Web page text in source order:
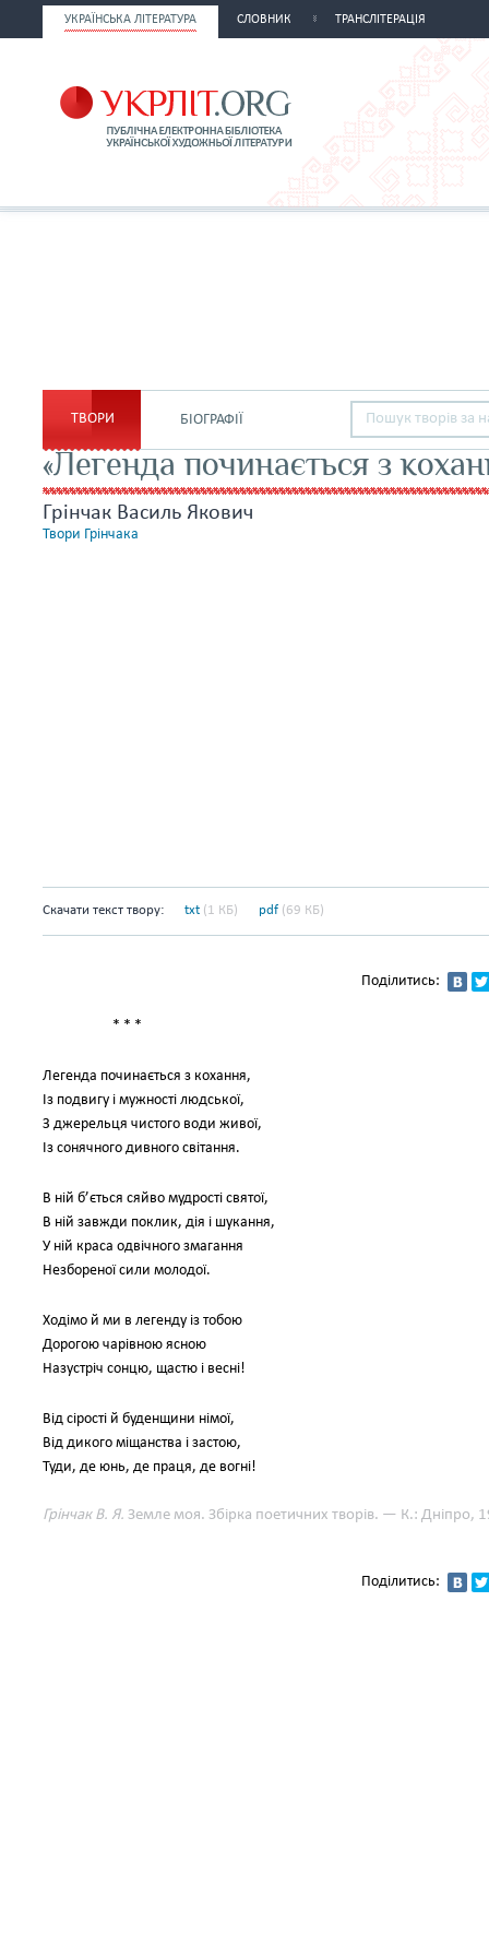
УКРАЇНСЬКА ЛІТЕРАТУРА СЛОВНИК ТРАНСЛІТЕРАЦІЯ
ТВОРИ БІОГРАФІЇ
«Легенда починається з
Грінчак Василь Якович
Твори Грінчака
Скачати текст твору: txt (1 КБ) pdf (69 КБ)
Поділитись:
* * *
Легенда починається з кохання,
Із подвигу і мужності людської,
З джерельця чистого води живої,
Із сонячного дивного світання.
В ній б’ється сяйво мудрості святої,
В ній завжди поклик, дія і шукання,
У ній краса одвічного змагання
Незбореної сили молодої.
Ходімо й ми в легенду із тобою
Дорогою чарівною ясною
Назустріч сонцю, щастю і весні!
Від сірості й буденщини німої,
Від дикого міщанства і застою,
Туди, де юнь, де праця, де вогні!
Грінчак В. Я. Земле моя. Збірка поетичних творів. — К.: Дніпро,
Поділитись: